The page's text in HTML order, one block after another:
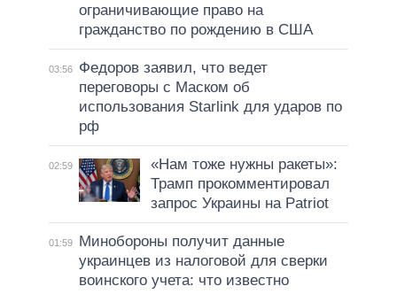
ограничивающие право на
гражданство по рождению в США
03:56
Федоров заявил, что ведет
переговоры с Маском об
использования Starlink для ударов по
рф
02:59
«Нам тоже нужны ракеты»:
Трамп прокомментировал
запрос Украины на Patriot
01:59
Минобороны получит данные
украинцев из налоговой для сверки
воинского учета: что известно